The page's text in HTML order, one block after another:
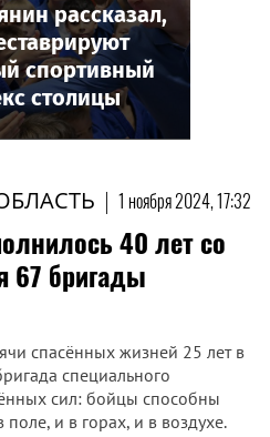
| 1 ноября 2024, 17:32
40 лет со
67 бригады
спасённых жизней 25 лет в
специального
сил: бойцы способны
и в горах, и в воздухе.
рассказал,
спортивный
столицы